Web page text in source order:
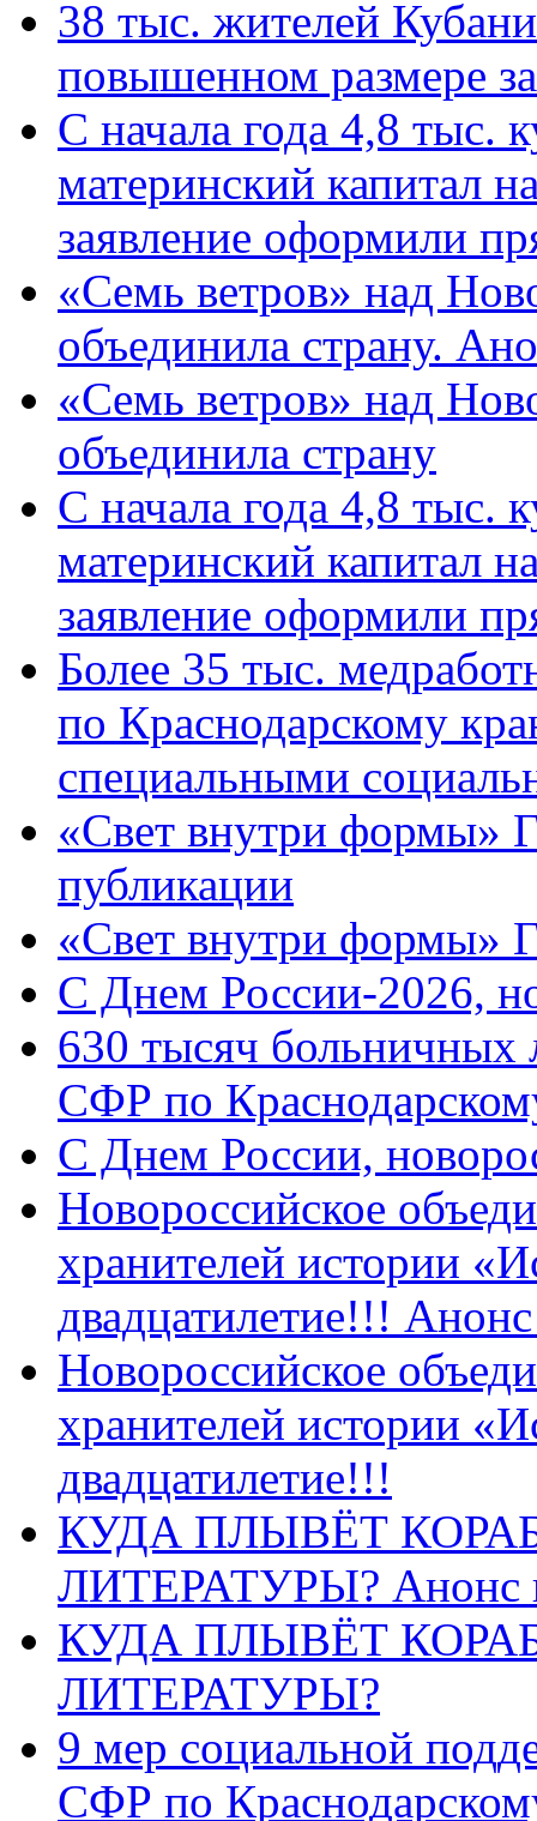
38 тыс. жителей
повышенном размере
С начала года 4,8 тыс.
материнский капитал
заявление оформили
«Семь ветров» над
объединила страну.
«Семь ветров» над
объединила страну
С начала года 4,8 тыс.
материнский капитал
заявление оформили
Более 35 тыс.
по Краснодарскому
специальными
«Свет внутри формы»
публикации
«Свет внутри формы»
C Днем России-2026,
630 тысяч больничных
СФР по
C Днем России,
Новороссийское
хранителей истории
двадцатилетие!!!
Новороссийское
хранителей истории
двадцатилетие!!!
КУДА ПЛЫВЁТ
ЛИТЕРАТУРЫ? Анонс
КУДА ПЛЫВЁТ
ЛИТЕРАТУРЫ?
9 мер социальной
СФР по